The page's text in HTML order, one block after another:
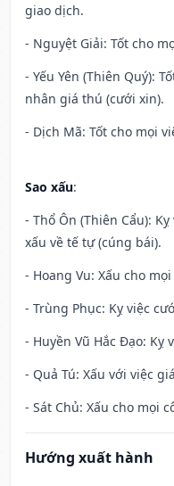
giao dịch.
- Nguyệt Giải: Tốt cho
- Yếu Yên (Thiên Quý):
nhân giá thú (cưới xin).
- Dịch Mã: Tốt cho mọi
Sao xấu:
- Thổ Ôn (Thiên Cẩu):
xấu về tế tự (cúng bái).
- Hoang Vu: Xấu cho
- Trùng Phục: Kỵ việc
- Huyền Vũ Hắc Đạo: Kỵ
- Quả Tú: Xấu với việc
- Sát Chủ: Xấu cho mọi
Hướng xuất hành